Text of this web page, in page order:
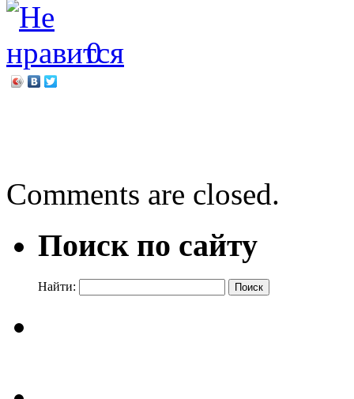
0
Comments are closed.
Поиск по сайту
Найти: